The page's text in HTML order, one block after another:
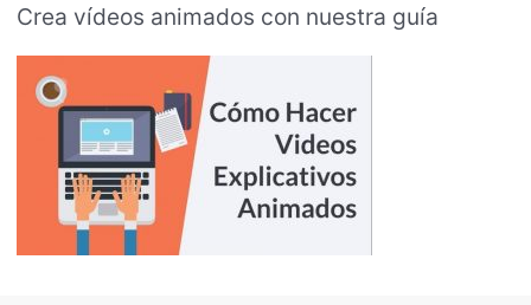
Crea vídeos animados con nuestra guía